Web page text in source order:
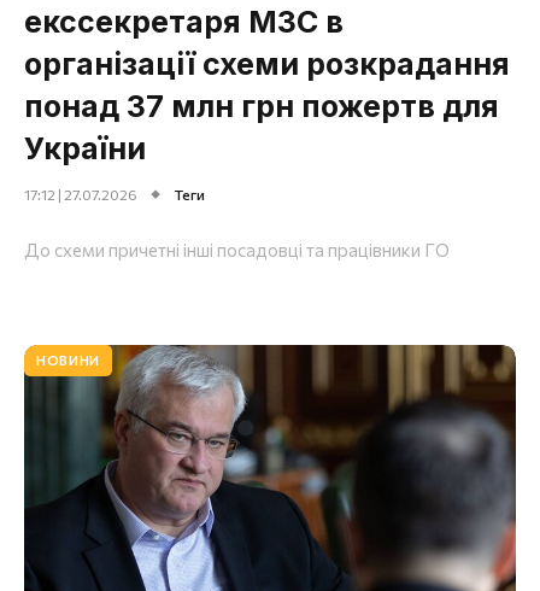
екссекретаря МЗС в
організації схеми розкрадання
понад 37 млн грн пожертв для
України
17:12 | 27.07.2026 Теги
До схеми причетні інші посадовці та працівники ГО
НОВИНИ